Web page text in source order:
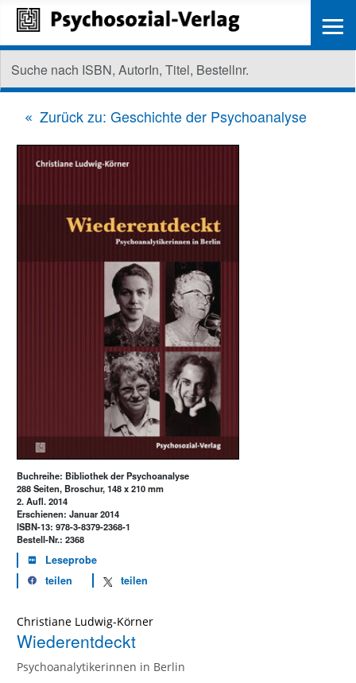
Zurück zu: Geschichte der Psychoanalyse
Buchreihe: Bibliothek der Psychoanalyse
288 Seiten, Broschur, 148 x 210 mm
2. Aufl. 2014
Erschienen: Januar 2014
ISBN-13: 978-3-8379-2368-1
Bestell-Nr.: 2368
Leseprobe
teilen
teilen
Christiane Ludwig-Körner
Wiederentdeckt
Psychoanalytikerinnen in Berlin
≡